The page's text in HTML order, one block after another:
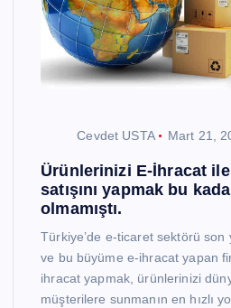
Cevdet USTA Mart 21,
Ürünlerinizi E-İhracat
satışını yapmak bu
olmamıştı.
Türkiye’de e-ticaret sektörü son
ve bu büyüme e-ihracat yapan
ihracat yapmak, ürünlerinizi
müşterilere sunmanın en hızlı